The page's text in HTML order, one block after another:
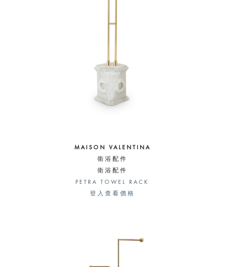
MAISON VALENTINA
衛浴配件
衛浴配件
PETRA TOWEL RACK
登入查看價格